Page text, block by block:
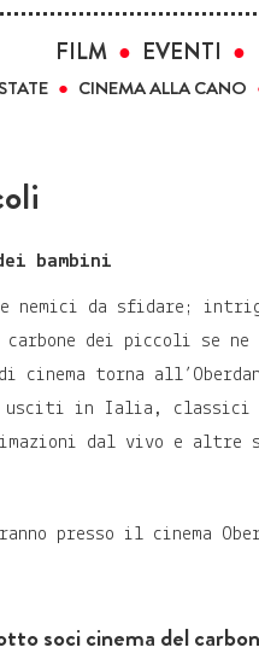
FILM EVENTI
CINEMA ALLA CANO
bambini
nemici da sfidare;
dei piccoli se
cinema torna
usciti in Ialia, classici
dal vivo e altre
presso il cinema
soci cinema del